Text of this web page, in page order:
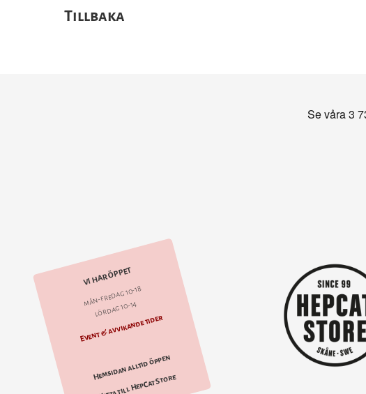
Tillbaka
VI HAR ÖPPET
mån-fredag 10-18
lördag 10-14
Event & avvikande tider
Hemsidan alltid öppen
Hitta till HepCat Store